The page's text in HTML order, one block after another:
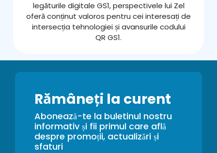
legăturile digitale GS1, perspectivele lui Zel
oferă conținut valoros pentru cei interesați de
intersecția tehnologiei și avansurile codului
QR GS1.
Rămâneți la curent
Abonează-te la buletinul nostru
informativ și fii primul care află
despre promoții, actualizări și
sfaturi